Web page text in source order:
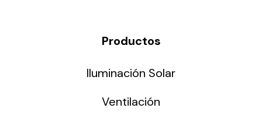
Productos
Iluminación Solar
Ventilación